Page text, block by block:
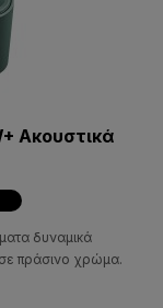
Ακουστικά
δυναμικά
πράσινο χρώμα.